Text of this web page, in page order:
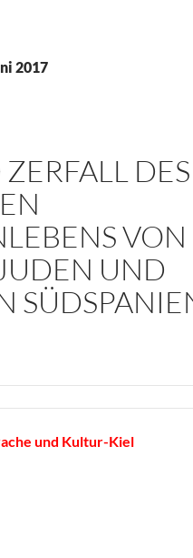
2017
DES
VON
UND
und Kultur-Kiel